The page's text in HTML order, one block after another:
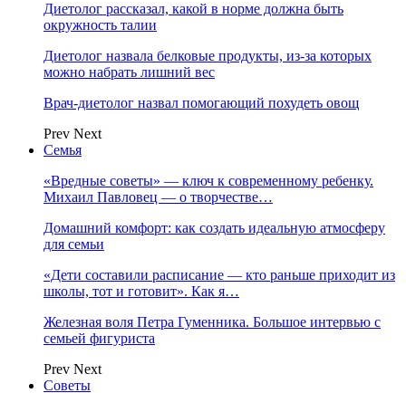
Диетолог рассказал, какой в норме должна быть
окружность талии
Диетолог назвала белковые продукты, из-за которых
можно набрать лишний вес
Врач-диетолог назвал помогающий похудеть овощ
Prev Next
Семья
«Вредные советы» — ключ к современному ребенку.
Михаил Павловец — о творчестве…
Домашний комфорт: как создать идеальную атмосферу
для семьи
«Дети составили расписание — кто раньше приходит из
школы, тот и готовит». Как я…
Железная воля Петра Гуменника. Большое интервью с
семьей фигуриста
Prev Next
Советы